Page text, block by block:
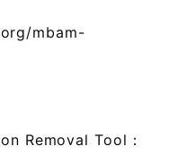
mbam-
Removal Tool：